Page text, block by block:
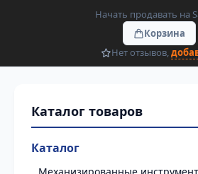
Начать продавать на
Корзина
Нет отзывов,
Каталог